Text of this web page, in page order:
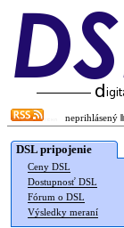
neprihlásený
DSL pripojenie
Ceny DSL
Dostupnosť DSL
Fórum o DSL
Výsledky meraní